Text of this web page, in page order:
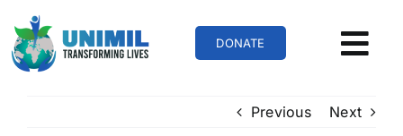
content
DONATE
Previous Next